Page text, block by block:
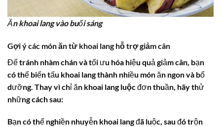
Ăn khoai lang vào buổi sáng
Gợi ý các món ăn từ khoai lang hỗ trợ giảm cân
Để tránh nhàm chán và tối ưu hóa hiệu quả giảm cân, bạn
có thể biến tấu khoai lang thành nhiều món ăn ngon và bổ
dưỡng. Thay vì chỉ ăn khoai lang luộcđơn thuần, hãy thử
những cách sau:
Bạn có thể nghiền nhuyễn khoai lang đã luộc, sau đó trộn